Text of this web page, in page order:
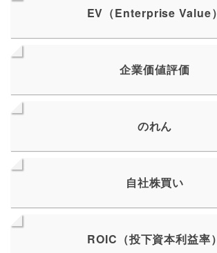
EV（Enterprise Value）
企業価値評価
のれん
自社株買い
ROIC（投下資本利益率）